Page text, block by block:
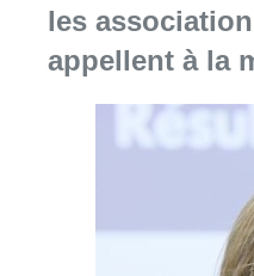
les
appellent à la